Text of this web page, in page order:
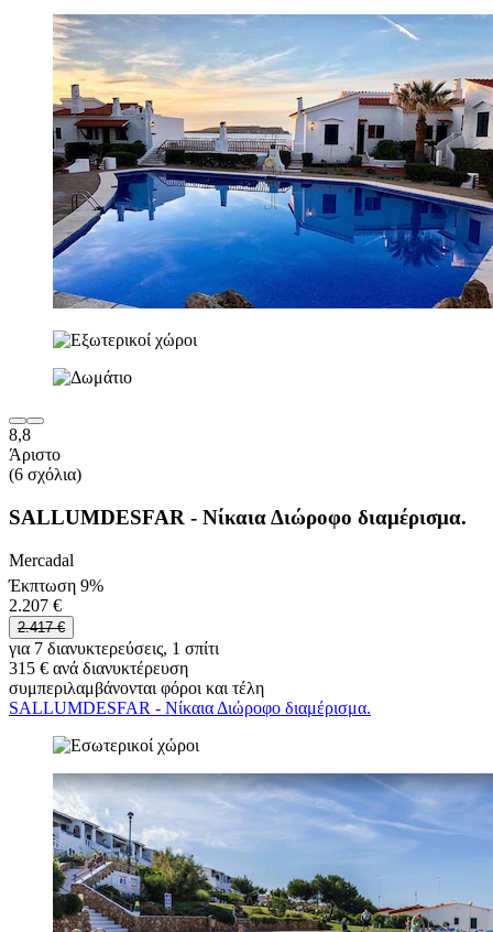
8,8
Άριστο
(6 σχόλια)
SALLUMDESFAR - Νίκαια Διώροφο διαμέρισμα.
Mercadal
Έκπτωση 9%
2.207 €
2.417 €
για 7 διανυκτερεύσεις, 1 σπίτι
315 € ανά διανυκτέρευση
συμπεριλαμβάνονται φόροι και τέλη
SALLUMDESFAR - Νίκαια Διώροφο διαμέρισμα.